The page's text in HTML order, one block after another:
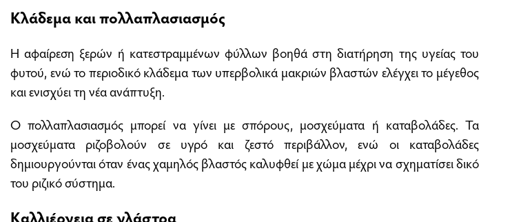
Κλάδεμα και πολλαπλασιασμός
Η αφαίρεση ξερών ή κατεστραμμένων φύλλων βοηθά στη διατήρηση της υγείας του
φυτού, ενώ το περιοδικό κλάδεμα των υπερβολικά μακριών βλαστών ελέγχει το μέγεθος
και ενισχύει τη νέα ανάπτυξη.
Ο πολλαπλασιασμός μπορεί να γίνει με σπόρους, μοσχεύματα ή καταβολάδες. Τα
μοσχεύματα ριζοβολούν σε υγρό και ζεστό περιβάλλον, ενώ οι καταβολάδες
δημιουργούνται όταν ένας χαμηλός βλαστός καλυφθεί με χώμα μέχρι να σχηματίσει δικό
του ριζικό σύστημα.
Καλλιέργεια σε γλάστρα